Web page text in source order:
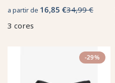
a partir de 16,85 €34,99 €
3 cores
-29%